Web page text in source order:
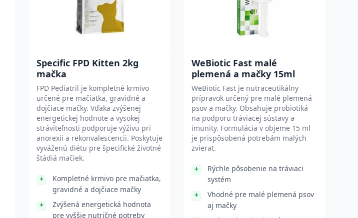
Specific FPD Kitten 2kg
mačka
FPD Pediatril je kompletné krmivo
určené pre mačiatka, gravidné a
dojčiace mačky. Vďaka zvýšenej
energetickej hodnote a vysokej
stráviteľnosti podporuje výživu pri
anorexii a rekonvalescencii. Poskytuje
vyváženú diétu pre špecifické životné
štádiá mačiek.
Kompletné krmivo pre mačiatka,
gravidné a dojčiace mačky
Zvýšená energetická hodnota
pre vyššie nutričné potreby
WeBiotic Fast malé
plemená a mačky 15ml
WeBiotic Fast je nutraceutikálny
prípravok určený pre malé plemená
psov a mačky. Obsahuje probiotiká
na podporu tráviacej sústavy a
imunity. Formulácia v objeme 15 ml
je prispôsobená potrebám malých
zvierat.
Rýchle pôsobenie na tráviaci
systém
Vhodné pre malé plemená psov
aj mačky